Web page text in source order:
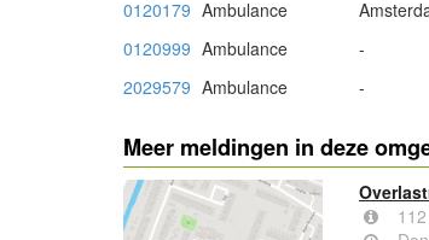
0120179 Ambulance
0120999 Ambulance -
2029579 Ambulance -
Meer meldingen in deze